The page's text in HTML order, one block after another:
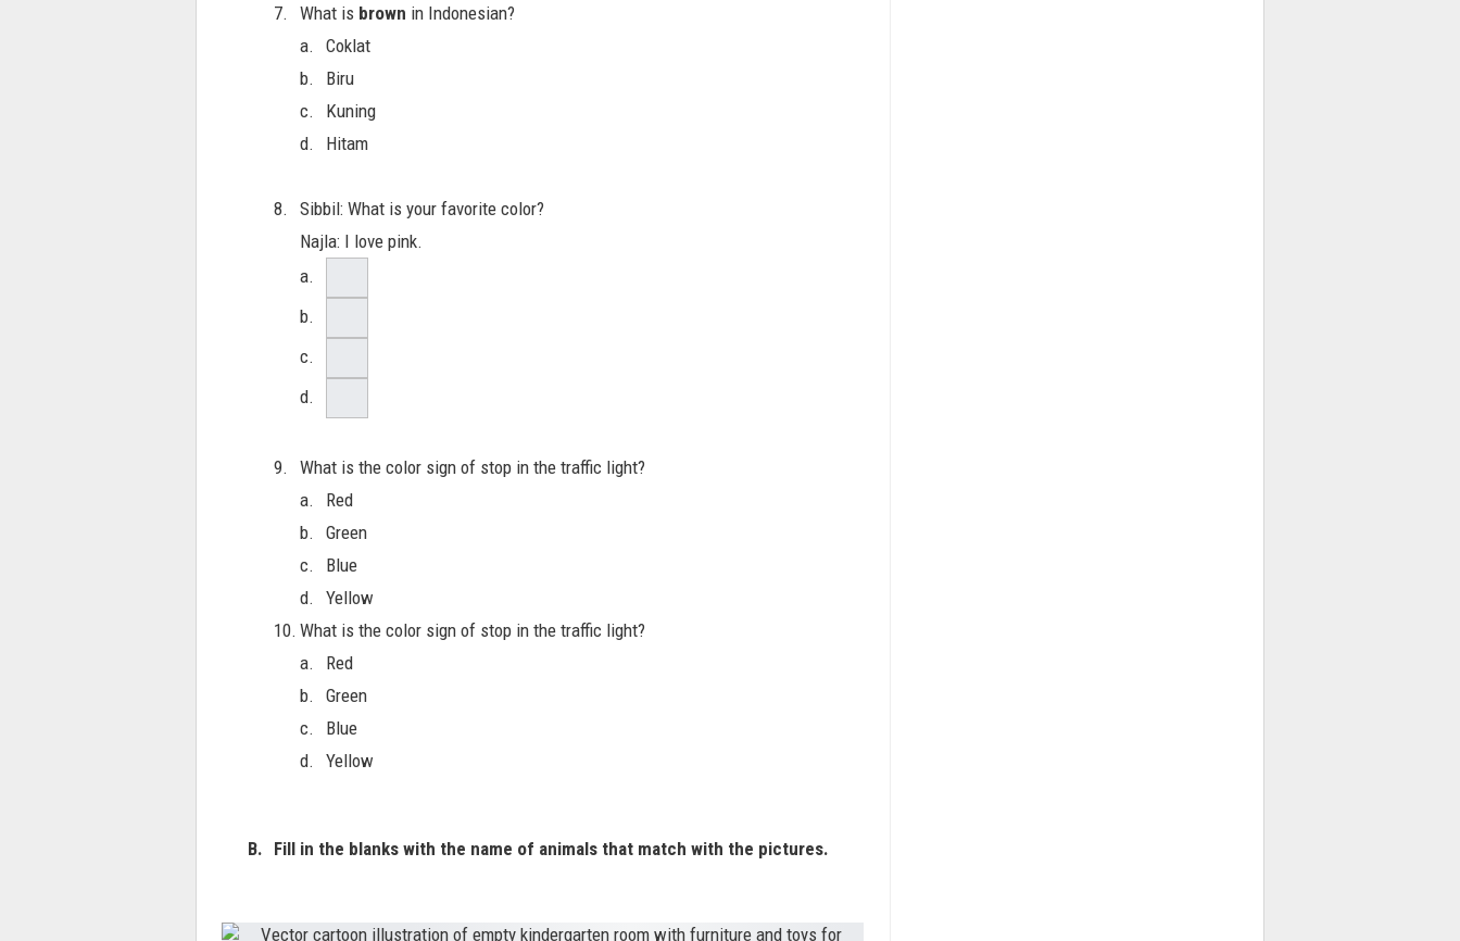
7. What is brown in Indonesian?
a.
Coklat
b.
Biru
c.
Kuning
d.
Hitam
8.
Sibbil: What is your favorite color?
Najla: I love pink.
a.
b.
c.
d.
9.
What is the color sign of stop in the traffic light?
a.
Red
b.
Green
c.
Blue
d.
Yellow
10. What is the color sign of stop in the traffic light?
a.
Red
b.
Green
c.
Blue
d.
Yellow
B. Fill in the blanks with the name of animals that match with the pictures.